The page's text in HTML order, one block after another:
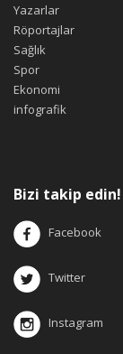
Yazarlar
Röportajlar
Sağlık
Spor
Ekonomi
infografik
Bizi takip edin!
Facebook
Twitter
Instagram